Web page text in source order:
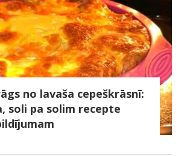
no lavaša cepeškrāsnī:
soli pa solim recepte